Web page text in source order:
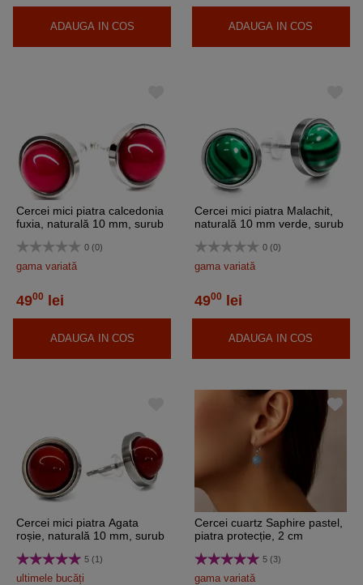
ADAUGA IN COS ADAUGA IN COS
Cercei mici piatra calcedonia
fuxia, naturală 10 mm, surub
0 (0)
gama variată
4900 lei
ADAUGA IN COS
Cercei mici piatra Malachit,
naturală 10 mm verde, surub
0 (0)
gama variată
4900 lei
ADAUGA IN COS
Cercei mici piatra Agata
roșie, naturală 10 mm, surub
5 (1)
ultimele bucăți
Cercei cuartz Saphire pastel,
piatra protecție, 2 cm
5 (3)
gama variată